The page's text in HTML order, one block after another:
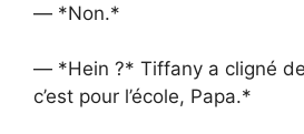
— *Non.*
— *Hein ?* Tiffany a cligné
c’est pour l’école, Papa.*